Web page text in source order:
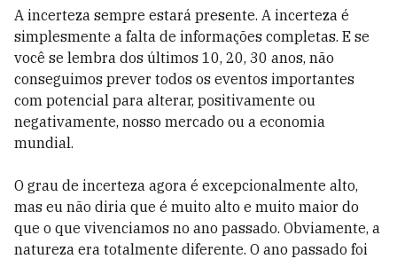
A incerteza sempre estará presente. A incerteza é
simplesmente a falta de informações completas. E se
você se lembra dos últimos 10, 20, 30 anos, não
conseguimos prever todos os eventos importantes
com potencial para alterar, positivamente ou
negativamente, nosso mercado ou a economia
mundial.
O grau de incerteza agora é excepcionalmente alto,
mas eu não diria que é muito alto e muito maior do
que o que vivenciamos no ano passado. Obviamente, a
natureza era totalmente diferente. O ano passado foi